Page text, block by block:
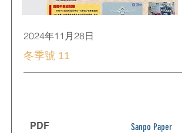
2024年11月28日
冬季號 11
PDF Sanpo Paper